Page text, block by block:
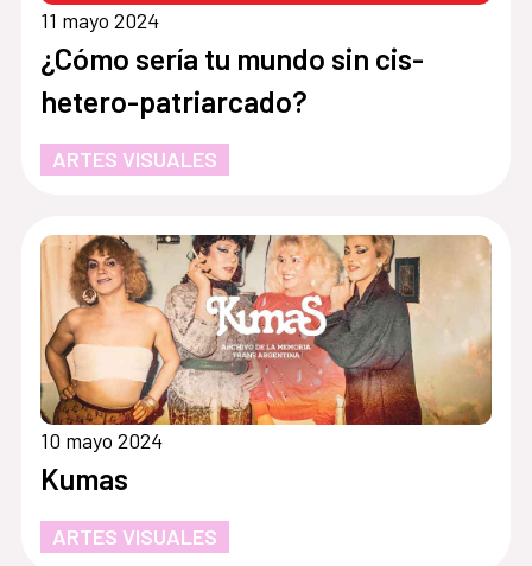
11 mayo 2024
¿Cómo sería tu mundo sin cis-
hetero-patriarcado?
ARTES VISUALES
10 mayo 2024
Kumas
ARTES VISUALES